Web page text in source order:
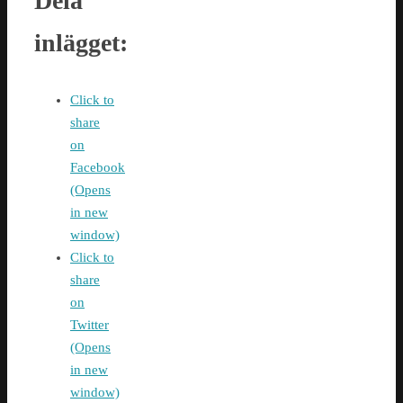
inlägget:
Click to
share
on
Facebook
(Opens
in new
window)
Click to
share
on
Twitter
(Opens
in new
window)